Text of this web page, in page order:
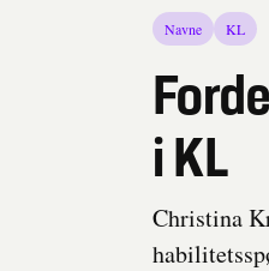
Navne KL
i KL
Christina